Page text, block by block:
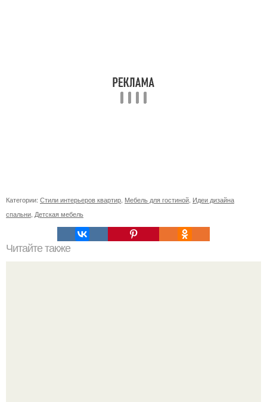
Категории: Стили интерьеров квартир, Мебель для гостиной, Идеи дизайна
спальни, Детская мебель
Читайте также